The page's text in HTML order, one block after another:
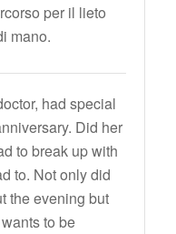
per il lieto
mano.
had special
Did her
to break up with
to. Not only did
the evening but
to be